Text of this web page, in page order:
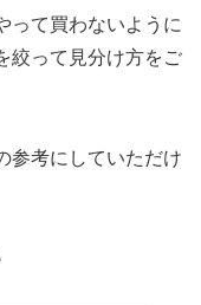
って買わないように
絞って見分け方をご
参考にしていただけ